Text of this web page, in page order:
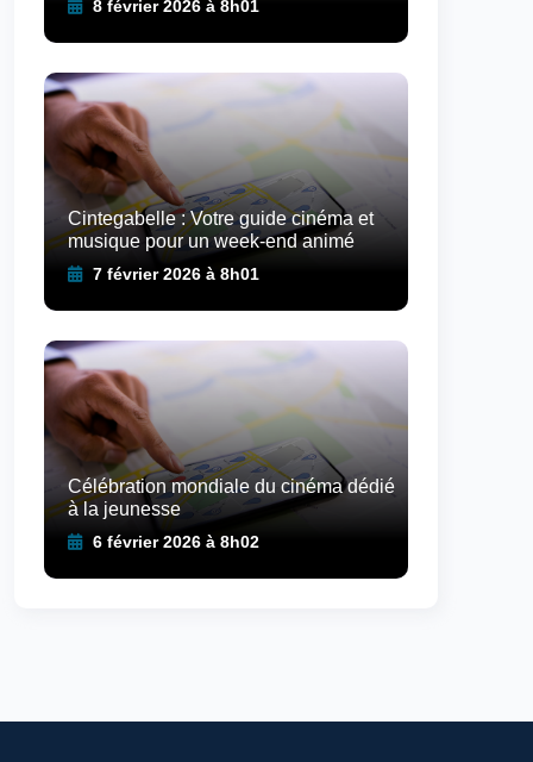
8 février 2026 à 8h01
Cintegabelle : Votre guide cinéma et
musique pour un week-end animé
7 février 2026 à 8h01
Célébration mondiale du cinéma dédié
à la jeunesse
6 février 2026 à 8h02